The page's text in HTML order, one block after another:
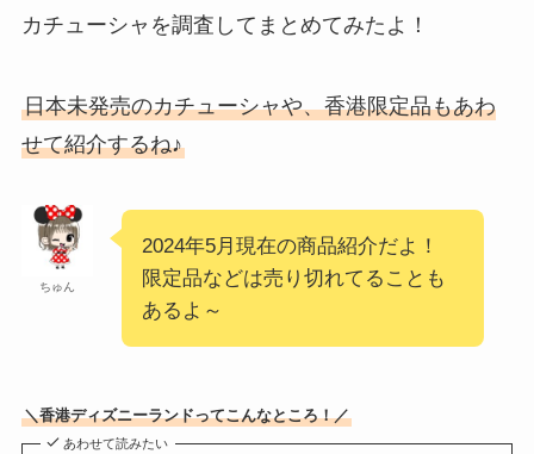
カチューシャを調査してまとめてみたよ！
日本未発売のカチューシャや、香港限定品もあわ
せて紹介するね♪
ちゅん
2024年5月現在の商品紹介だよ！
限定品などは売り切れてることも
あるよ～
＼香港ディズニーランドってこんなところ！／
あわせて読みたい